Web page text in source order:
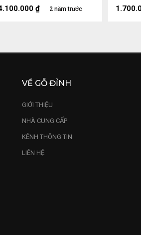
Ngang 18 Sâu 8,5 Riêng
2 năm trước
₫
VỀ GỖ ĐỈNH
GIỚI THIỆU
NHÀ CUNG CẤP
KÊNH THÔNG TIN
LIÊN HỆ